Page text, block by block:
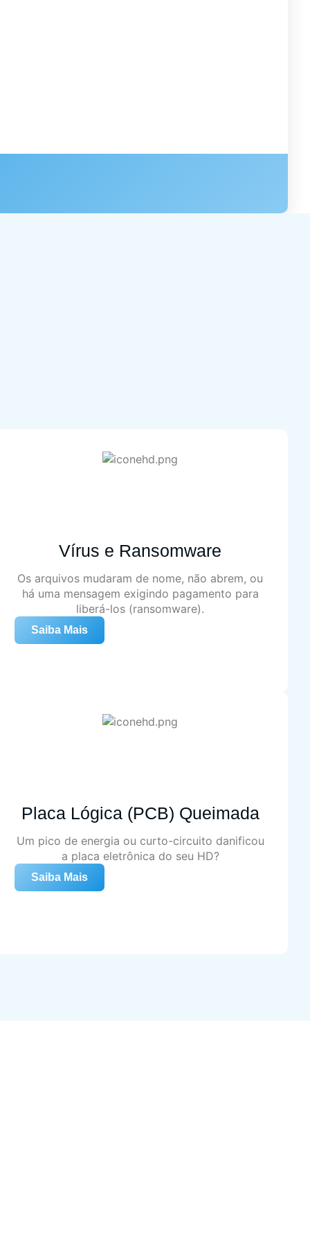
Vírus e Ransomware
Os arquivos mudaram de nome, não abrem, ou
há uma mensagem exigindo pagamento para
liberá-los (ransomware).
Saiba Mais
Placa Lógica (PCB) Queimada
Um pico de energia ou curto-circuito danificou
a placa eletrônica do seu HD?
Saiba Mais